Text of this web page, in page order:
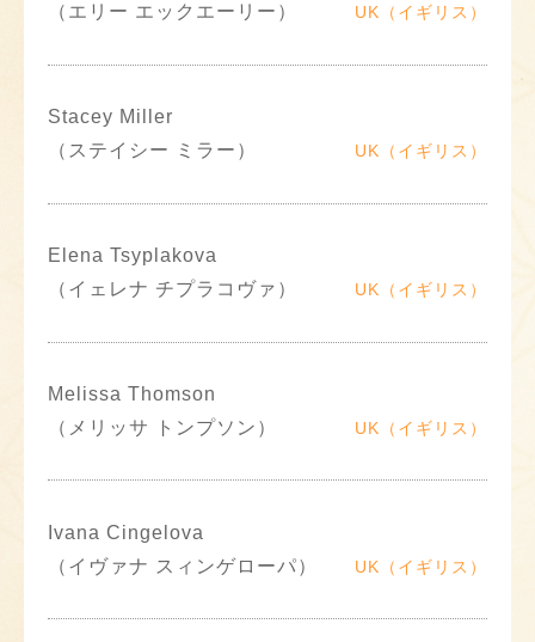
（エリー エックエーリー）
UK（イギリス）
Stacey Miller
（ステイシー ミラー）
UK（イギリス）
Elena Tsyplakova
（イェレナ チプラコヴァ）
UK（イギリス）
Melissa Thomson
（メリッサ トンプソン）
UK（イギリス）
Ivana Cingelova
（イヴァナ スィンゲローパ）
UK（イギリス）